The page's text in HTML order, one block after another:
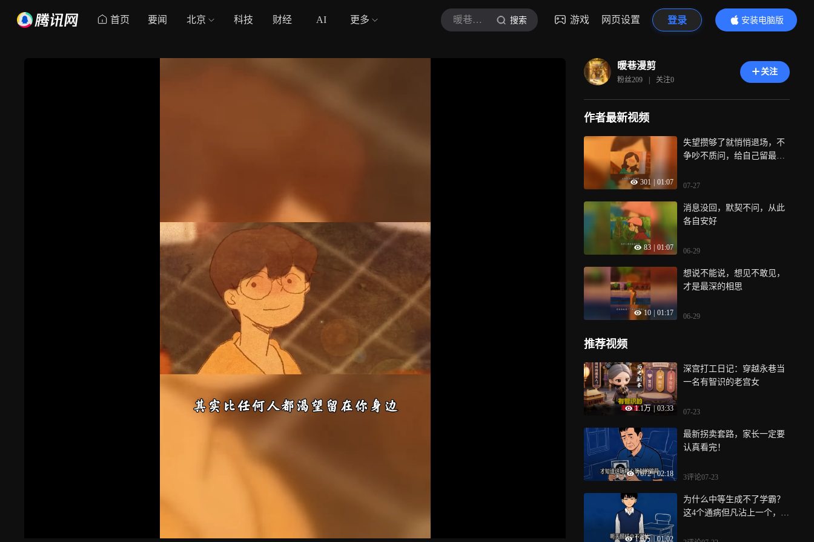
首页 要闻 北京 科技 财经 AI 更多 暖巷漫剪 搜索 游戏 网页设置 登录
安装电脑版
内容更精彩
暖巷漫剪
粉丝209 | 关注0
关注
作者最新视频
301 01:07
失望攒够了就悄悄退场，不
争吵不质问，给自己留最后
07-27
83 01:07
消息没回，默契不问，从此
各自安好
06-29
10 01:17
想说不能说，想见不敢见，
才是最深的相思
06-29
推荐视频
1.1万 03:33
深宫打工日记：穿越永巷当
一名有智识的老宫女
07-23
7672 | 02:18
最新拐卖套路，家长一定要
认真看完！
3评论07-23
1.6万 01:02
为什么中等生成不了学霸？
这4个通病但凡沾上一个，成